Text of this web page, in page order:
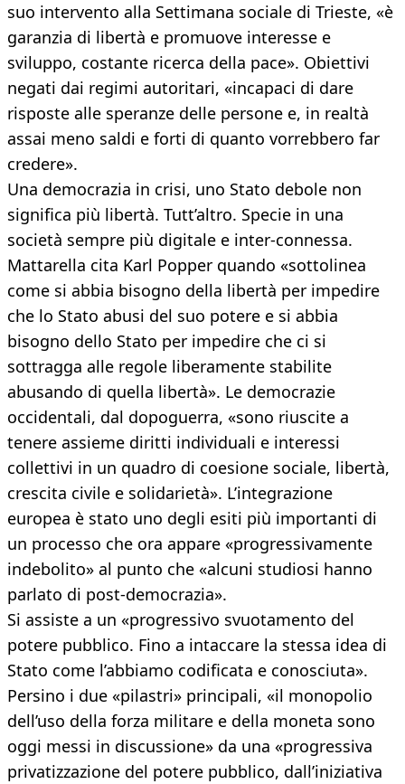
suo intervento alla Settimana sociale di Trieste, «è
garanzia di libertà e promuove interesse e
sviluppo, costante ricerca della pace». Obiettivi
negati dai regimi autoritari, «incapaci di dare
risposte alle speranze delle persone e, in realtà
assai meno saldi e forti di quanto vorrebbero far
credere».
Una democrazia in crisi, uno Stato debole non
significa più libertà. Tutt’altro. Specie in una
società sempre più digitale e inter-connessa.
Mattarella cita Karl Popper quando «sottolinea
come si abbia bisogno della libertà per impedire
che lo Stato abusi del suo potere e si abbia
bisogno dello Stato per impedire che ci si
sottragga alle regole liberamente stabilite
abusando di quella libertà». Le democrazie
occidentali, dal dopoguerra, «sono riuscite a
tenere assieme diritti individuali e interessi
collettivi in un quadro di coesione sociale, libertà,
crescita civile e solidarietà». L’integrazione
europea è stato uno degli esiti più importanti di
un processo che ora appare «progressivamente
indebolito» al punto che «alcuni studiosi hanno
parlato di post-democrazia».
Si assiste a un «progressivo svuotamento del
potere pubblico. Fino a intaccare la stessa idea di
Stato come l’abbiamo codificata e conosciuta».
Persino i due «pilastri» principali, «il monopolio
dell’uso della forza militare e della moneta sono
oggi messi in discussione» da una «progressiva
privatizzazione del potere pubblico, dall’iniziativa